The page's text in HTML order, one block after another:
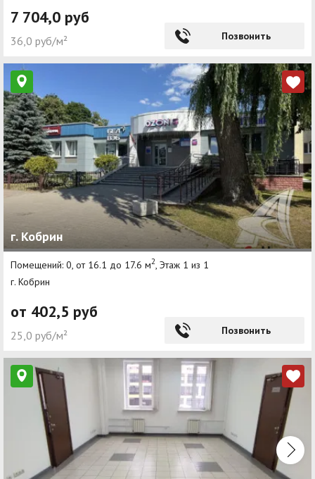
7 704,0 руб
36,0 руб/м² Позвонить
г. Кобрин
Помещений: 0, от 16.1 до 17.6 м2, Этаж 1 из 1
г. Кобрин
от 402,5 руб
25,0 руб/м² Позвонить